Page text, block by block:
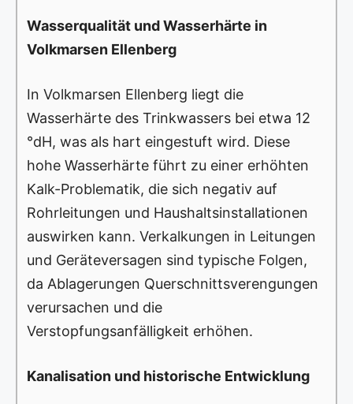
Wasserqualität und Wasserhärte in
Volkmarsen Ellenberg
In Volkmarsen Ellenberg liegt die
Wasserhärte des Trinkwassers bei etwa 12
°dH, was als hart eingestuft wird. Diese
hohe Wasserhärte führt zu einer erhöhten
Kalk-Problematik, die sich negativ auf
Rohrleitungen und Haushaltsinstallationen
auswirken kann. Verkalkungen in Leitungen
und Geräteversagen sind typische Folgen,
da Ablagerungen Querschnittsverengungen
verursachen und die
Verstopfungsanfälligkeit erhöhen.
Kanalisation und historische Entwicklung